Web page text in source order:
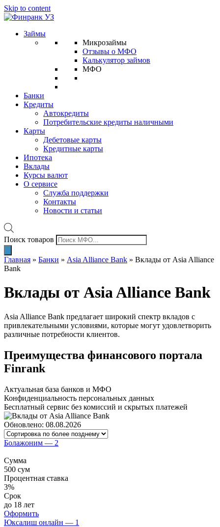
Skip to content
Займы
Микрозаймы
Отзывы о МФО
Калькулятор займов
МФО
Банки
Кредиты
Автокредиты
Потребительские кредиты наличными
Карты
Дебетовые карты
Кредитные карты
Ипотека
Вклады
Курсы валют
О сервисе
Служба поддержки
Контакты
Новости и статьи
Поиск товаров
Главная » Банки » Asia Alliance Bank » Вклады от Asia Alliance
Bank
Вклады от Asia Alliance Bank
Asia Alliance Bank предлагает широкий спектр вкладов с
привлекательными условиями, которые могут удовлетворить
различные потребности клиентов.
Преимущества финансового портала
Finrank
Актуальная база банков и МФО
Конфиденциальность персональных данных
Бесплатный сервис без комиссий и скрытых платежей
Обновлено: 08.08.2026
Болажоним — 2
Сумма
500 сум
Процентная ставка
3%
Срок
до 18 лет
Оформить
Юксалиш онлайн — 1